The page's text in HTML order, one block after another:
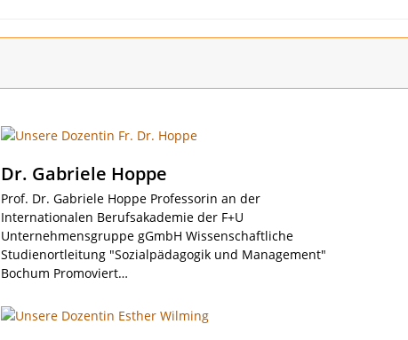
Dr. Gabriele Hoppe
Prof. Dr. Gabriele Hoppe Professorin an der
Internationalen Berufsakademie der F+U
Unternehmensgruppe gGmbH Wissenschaftliche
Studienortleitung "Sozialpädagogik und Management"
Bochum Promoviert…